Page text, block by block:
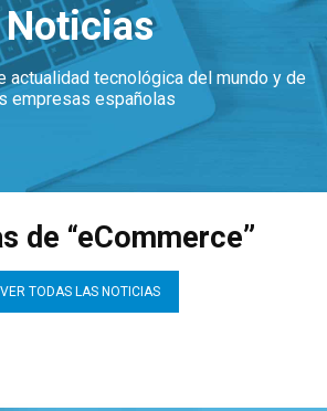
Noticias
actualidad tecnológica del mundo y de
empresas españolas
de “eCommerce”
VER TODAS LAS NOTICIAS